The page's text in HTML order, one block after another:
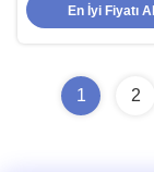
Kolu
En İyi Fiyatı
1 2